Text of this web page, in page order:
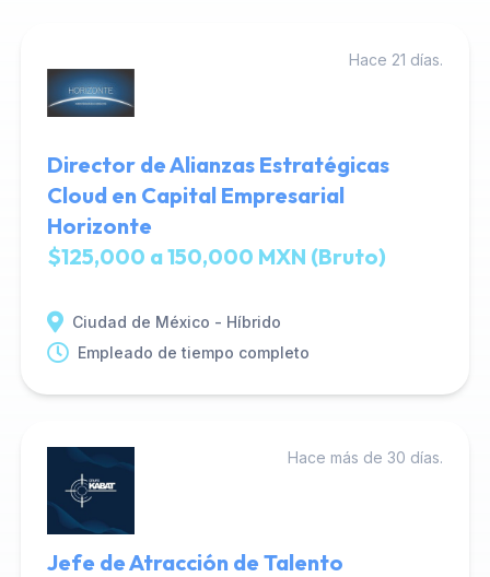
Hace 21 días.
Director de Alianzas Estratégicas
Cloud en Capital Empresarial
Horizonte
$125,000 a 150,000 MXN (Bruto)
Ciudad de México - Híbrido
Empleado de tiempo completo
Hace más de 30 días.
Jefe de Atracción de Talento